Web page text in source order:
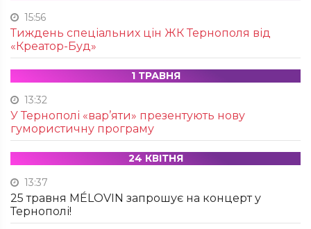
15:56
Тиждень спеціальних цін ЖК Тернополя від
«Креатор-Буд»
1 ТРАВНЯ
13:32
У Тернополі «вар’яти» презентують нову
гумористичну програму
24 КВІТНЯ
13:37
25 травня MÉLOVIN запрошує на концерт у
Тернополі!